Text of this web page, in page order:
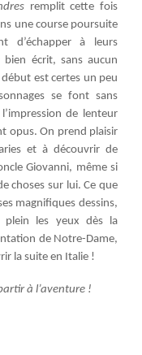
remplit cette fois
une course poursuite
d’échapper à leurs
bien écrit, sans aucun
est certes un peu
se font sans
de lenteur
opus. On prend plaisir
et à découvrir de
Giovanni, même si
choses sur lui. Ce que
magnifiques dessins,
plein les yeux dès la
de Notre-Dame,
la suite en Italie !
à l’aventure !